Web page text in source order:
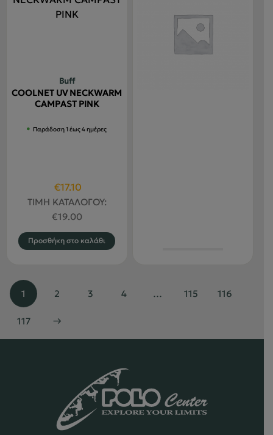
Buff
COOLNET UV NECKWARM
CAMPAST PINK
Παράδοση 1 έως 4 ημέρες
Original
price
was:
€19.00.
€17.10
τρέχουσα
τιμή
είναι:
€17.10.
ΤΙΜΗ ΚΑΤΑΛΟΓΟΥ:
€19.00
Προσθήκη στο καλάθι
1 2 3 4 … 115 116
117 →